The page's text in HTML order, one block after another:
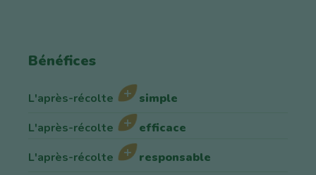
Bénéfices
L'après-récolte
simple
L'après-récolte
efficace
L'après-récolte
responsable